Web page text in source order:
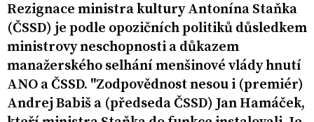
Rezignace ministra kultury Antonína Staňka
(ČSSD) je podle opozičních politiků důsledkem
ministrovy neschopnosti a důkazem
manažerského selhání menšinové vlády hnutí
ANO a ČSSD. "Zodpovědnost nesou i (premiér)
Andrej Babiš a (předseda ČSSD) Jan Hamáček,